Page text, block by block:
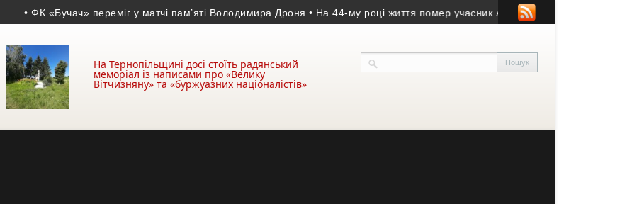
• ФК «Бучач» переміг у матчі пам’яті Володимира Дроня • На 44-му році життя помер учасник АТО з Козівщини
На Тернопільщині досі стоїть радянський
меморіал із написами про «Велику
Вітчизняну» та «буржуазних націоналістів»